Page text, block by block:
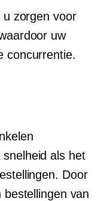
zorgen voor
uw
concurrentie.
als het
Door
van